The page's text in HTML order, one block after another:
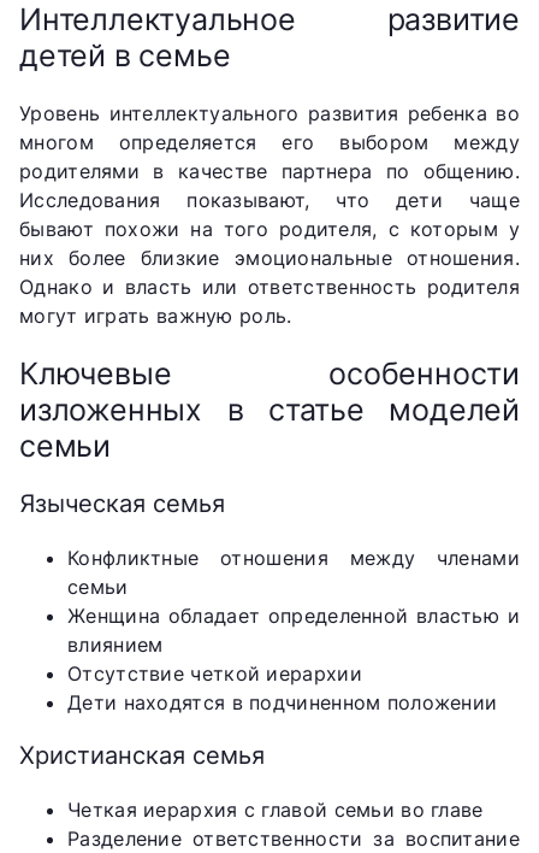
Интеллектуальное развитие
детей в семье
Уровень интеллектуального развития ребенка во
многом определяется его выбором между
родителями в качестве партнера по общению.
Исследования показывают, что дети чаще
бывают похожи на того родителя, с которым у
них более близкие эмоциональные отношения.
Однако и власть или ответственность родителя
могут играть важную роль.
Ключевые особенности
изложенных в статье моделей
семьи
Языческая семья
Конфликтные отношения между членами
семьи
Женщина обладает определенной властью и
влиянием
Отсутствие четкой иерархии
Дети находятся в подчиненном положении
Христианская семья
Четкая иерархия с главой семьи во главе
Разделение ответственности за воспитание